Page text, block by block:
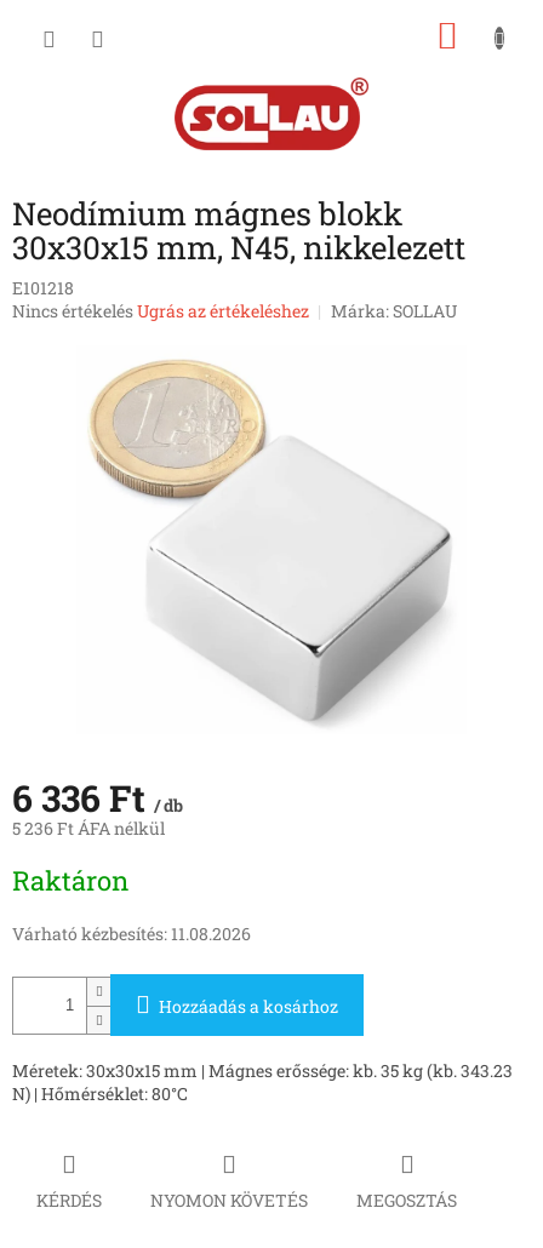
Neodímium mágnes blokk
30x30x15 mm, N45, nikkelezett
E101218
A
Nincs értékelésUgrás az értékeléshez Márka:SOLLAU
6 336 Ft / db
5 236 Ft ÁFA nélkül
Raktáron
Várható kézbesítés: 11.08.2026
Hozzáadás a kosárhoz
Méretek: 30x30x15 mm | Mágnes erőssége: kb. 35 kg (kb. 343.23
N) | Hőmérséklet: 80°C
KÉRDÉS NYOMON KÖVETÉS MEGOSZTÁS